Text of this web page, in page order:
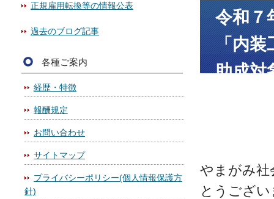
令和７
「内装
助成対
やまがみ社
とうござ
正規雇用転換等の情報公表
過去のブログ記事
各種ご案内
経歴・特徴
報酬規定
お問い合わせ
サイトマップ
プライバシーポリシー(個人情報保護方
針)